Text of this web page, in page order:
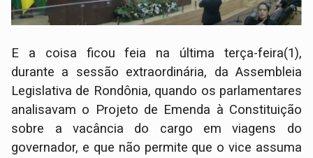
E a coisa ficou feia na última terça-feira(1),
durante a sessão extraordinária, da Assembleia
Legislativa de Rondônia, quando os parlamentares
analisavam o Projeto de Emenda à Constituição
sobre a vacância do cargo em viagens do
governador, e que não permite que o vice assuma